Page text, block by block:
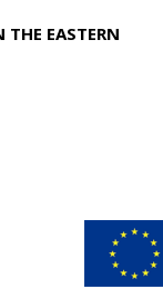
EASTERN